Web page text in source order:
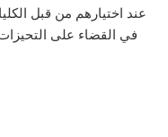
عند اختيارهم من قبل
في القضاء على